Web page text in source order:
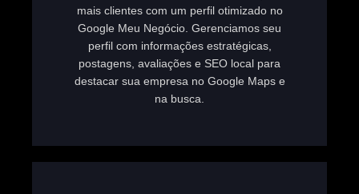
mais clientes com um perfil otimizado no
Google Meu Negócio. Gerenciamos seu
perfil com informações estratégicas,
postagens, avaliações e SEO local para
destacar sua empresa no Google Maps e
na busca.